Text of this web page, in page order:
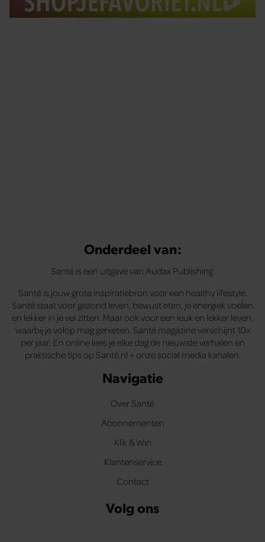
Onderdeel van:
Santé is een uitgave van Audax Publishing.
Santé is jouw grote inspiratiebron voor een healthy lifestyle.
Santé staat voor gezond leven, bewust eten, je energiek voelen
en lekker in je vel zitten. Maar ook voor een leuk en lekker leven,
waarbij je volop mag genieten. Santé magazine verschijnt 10x
per jaar. En online lees je elke dag de nieuwste verhalen en
praktische tips op Santé.nl + onze social media kanalen.
Navigatie
Over Santé
Abonnementen
Klik & Win
Klantenservice
Contact
Volg ons